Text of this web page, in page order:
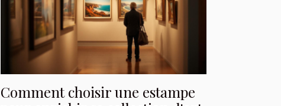
Comment choisir une estampe